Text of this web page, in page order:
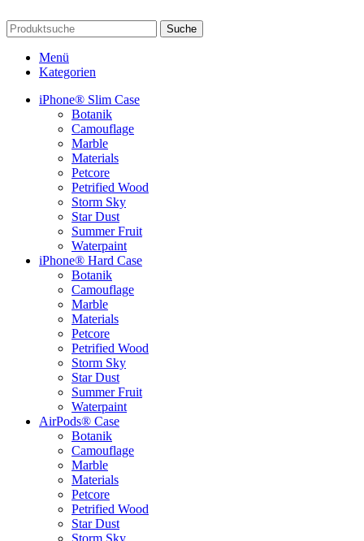
Suche
Menü
Kategorien
iPhone® Slim Case
Botanik
Camouflage
Marble
Materials
Petcore
Petrified Wood
Storm Sky
Star Dust
Summer Fruit
Waterpaint
iPhone® Hard Case
Botanik
Camouflage
Marble
Materials
Petcore
Petrified Wood
Storm Sky
Star Dust
Summer Fruit
Waterpaint
AirPods® Case
Botanik
Camouflage
Marble
Materials
Petcore
Petrified Wood
Star Dust